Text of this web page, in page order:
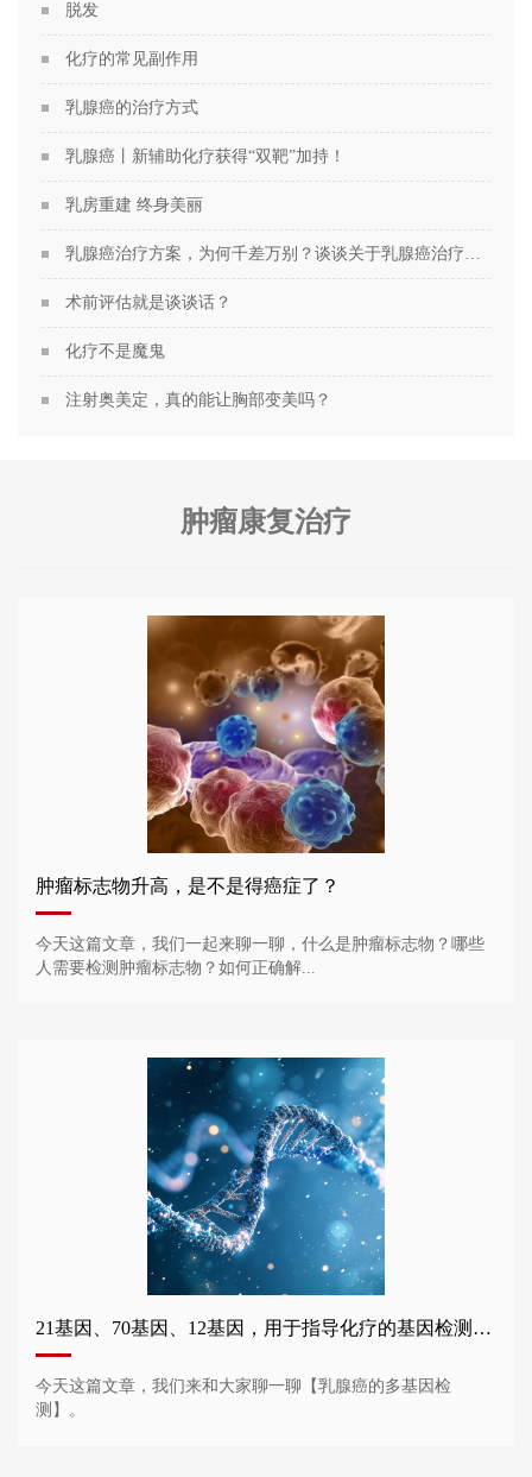
脱发
化疗的常见副作用
乳腺癌的治疗方式
乳腺癌丨新辅助化疗获得“双靶”加持！
乳房重建 终身美丽
乳腺癌治疗方案，为何千差万别？谈谈关于乳腺癌治疗方案的个性化定制
术前评估就是谈谈话？
化疗不是魔鬼
注射奥美定，真的能让胸部变美吗？
肿瘤康复治疗
肿瘤标志物升高，是不是得癌症了？
今天这篇文章，我们一起来聊一聊，什么是肿瘤标志物？哪些
人需要检测肿瘤标志物？如何正确解...
21基因、70基因、12基因，用于指导化疗的基因检测谁需要做？
今天这篇文章，我们来和大家聊一聊【乳腺癌的多基因检
测】。